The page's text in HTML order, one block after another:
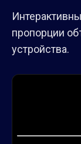
пропорции
устройства.